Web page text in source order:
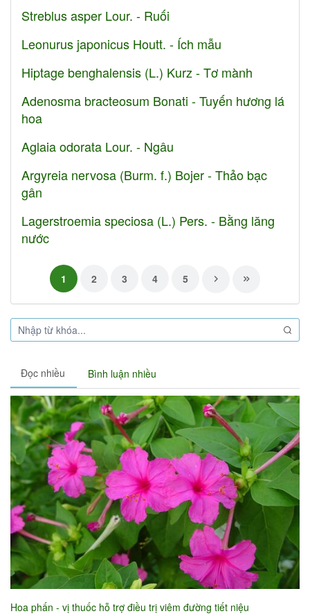
Streblus asper Lour. - Ruối
Leonurus japonicus Houtt. - Ích mẫu
Hiptage benghalensis (L.) Kurz - Tơ mành
Adenosma bracteosum Bonati - Tuyến hương lá
hoa
Aglaia odorata Lour. - Ngâu
Argyreia nervosa (Burm. f.) Bojer - Thảo bạc
gân
Lagerstroemia speciosa (L.) Pers. - Bằng lăng
nước
1 2 3 4 5
Đọc nhiều Bình luận nhiều
Hoa phấn - vị thuốc hỗ trợ điều trị viêm đường tiết niệu